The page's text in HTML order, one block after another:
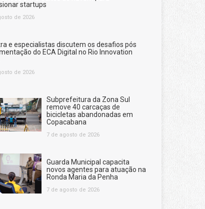
startups
de 2026
e especialistas discutem os desafios pós
do ECA Digital no Rio Innovation
de 2026
Subprefeitura da Zona Sul
remove 40 carcaças de
bicicletas abandonadas em
Copacabana
7 de agosto de 2026
Guarda Municipal capacita
novos agentes para atuação na
Ronda Maria da Penha
7 de agosto de 2026